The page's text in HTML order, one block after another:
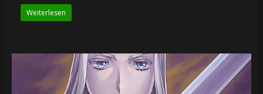
Weiterlesen